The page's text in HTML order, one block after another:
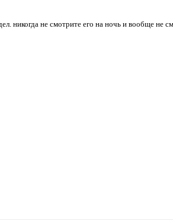
никогда не смотрите его на ночь и вообще не